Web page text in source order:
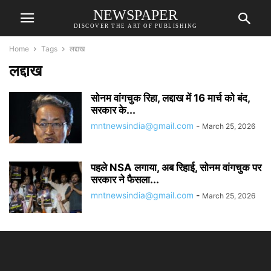
NEWSPAPER
DISCOVER THE ART OF PUBLISHING
Home Tags लद्दाख
लद्दाख
सोनम वांगचुक रिहा, लद्दाख में 16 मार्च को बंद,
सरकार के...
mntnewsindia@gmail.com - March 25, 2026
पहले NSA लगाया, अब रिहाई, सोनम वांगचुक पर
सरकार ने फैसला...
mntnewsindia@gmail.com - March 25, 2026